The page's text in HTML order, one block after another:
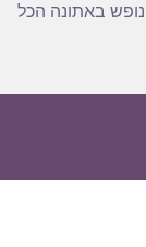
נופש באתונה הכל